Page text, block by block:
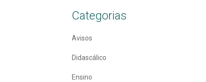
Categorias
Avisos
Didascálico
Ensino